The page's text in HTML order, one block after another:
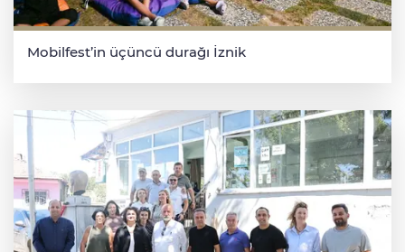
Mobilfest’in üçüncü durağı İznik